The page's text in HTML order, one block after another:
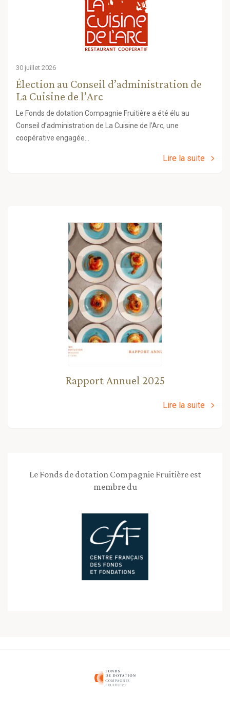
30 juillet 2026
Élection au Conseil d’administration de
La Cuisine de l’Arc
Le Fonds de dotation Compagnie Fruitière a été élu au
Conseil d’administration de La Cuisine de l’Arc, une
coopérative engagée…
Lire la suite
Rapport Annuel 2025
Lire la suite
Le Fonds de dotation Compagnie Fruitière est
membre du